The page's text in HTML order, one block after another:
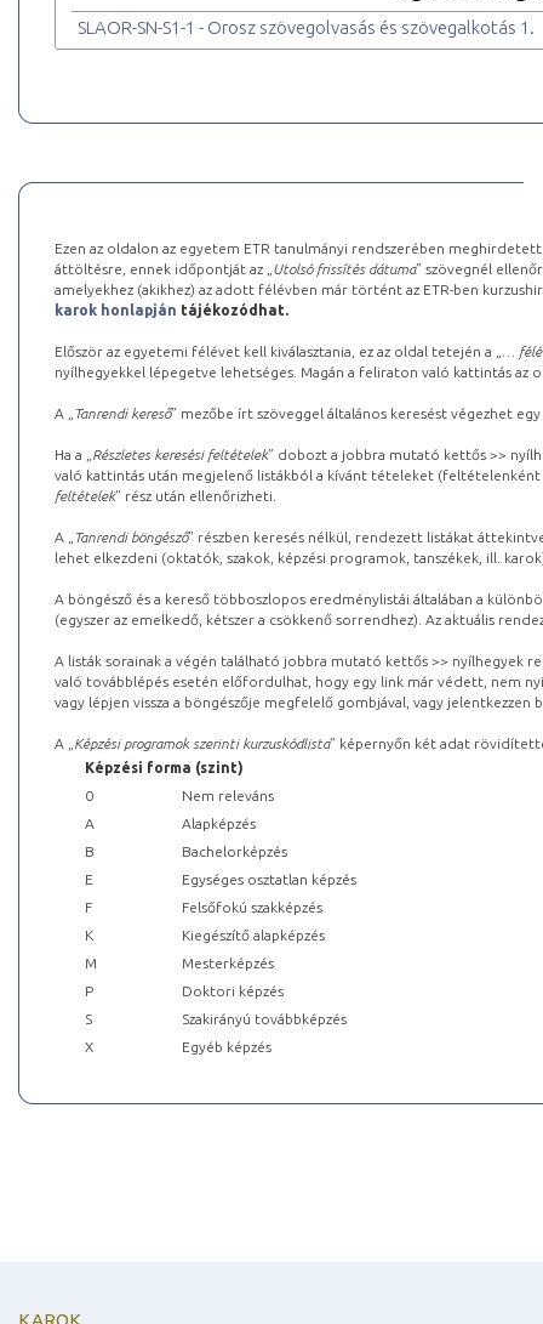
SLAOR-SN-S1-1 - Orosz szövegolvasás és szövegalkotás 1.
Ezen az oldalon az egyetem ETR tanulmányi rendszerében
áttöltésre, ennek időpontját az „ Utolsó frissítés dátuma” szövegnél
amelyekhez (akikhez) az adott félévben már történt az ETR-ben
karok honlapján tájékozódhat.
Először az egyetemi félévet kell kiválasztania, ez az oldal tetején a „
…
nyílhegyekkel lépegetve lehetséges. Magán a feliraton való kattintás az
A „ Tanrendi kereső” mezőbe írt szöveggel általános keresést végezhet
Ha a „ Részletes keresési feltételek” dobozt a jobbra mutató kettős >>
való kattintás után megjelenő listákból a kívánt tételeket (feltételenként
feltételek” rész után ellenőrizheti.
A „ Tanrendi böngésző” részben keresés nélkül, rendezett listákat
lehet elkezdeni (oktatók, szakok, képzési programok, tanszékek, ill.
A böngésző és a kereső többoszlopos eredménylistái általában a
(egyszer az emelkedő, kétszer a csökkenő sorrendhez). Az aktuális
A listák sorainak a végén található jobbra mutató kettős >> nyílhegyek
való továbblépés esetén előfordulhat, hogy egy link már védett, nem
vagy lépjen vissza a böngészője megfelelő gombjával, vagy
A „ Képzési programok szerinti kurzuskódlista” képernyőn két adat
Képzési forma (szint)
0
Nem releváns
A
Alapképzés
B
Bachelorképzés
E
Egységes osztatlan képzés
F
Felsőfokú szakképzés
K
Kiegészítő alapképzés
M
Mesterképzés
P
Doktori képzés
S
Szakirányú továbbképzés
X
Egyéb képzés